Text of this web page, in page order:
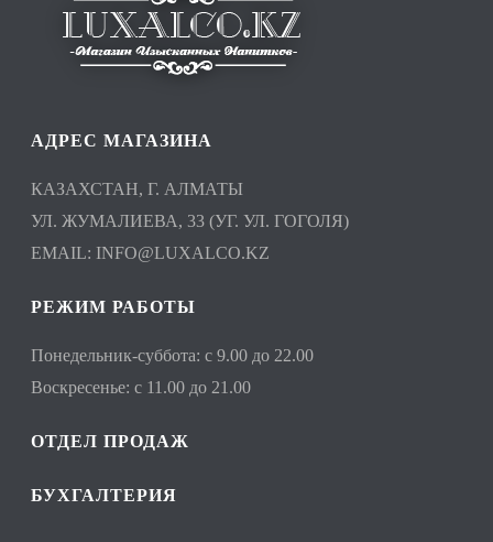
АДРЕС МАГАЗИНА
КАЗАХСТАН, Г. АЛМАТЫ
УЛ. ЖУМАЛИЕВА, 33 (УГ. УЛ. ГОГОЛЯ)
EMAIL: INFO@LUXALCO.KZ
РЕЖИМ РАБОТЫ
Понедельник-суббота: с 9.00 до 22.00
Воскресенье: с 11.00 до 21.00
ОТДЕЛ ПРОДАЖ
БУХГАЛТЕРИЯ